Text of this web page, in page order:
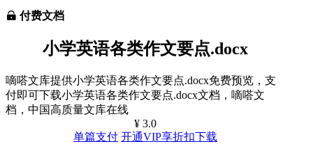
付费文档
小学英语各类作文要点.docx
嘀嗒文库提供小学英语各类作文要点.docx免费预览，支
付即可下载小学英语各类作文要点.docx文档，嘀嗒文
档，中国高质量文库在线
¥ 3.0
单篇支付 开通VIP享折扣下载